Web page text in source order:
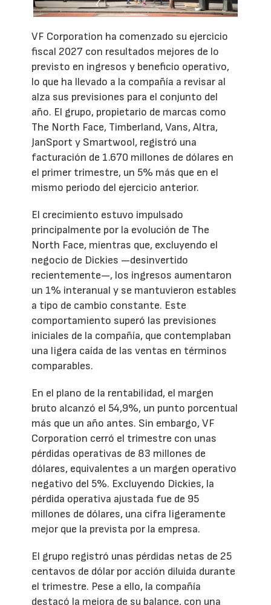
VF Corporation ha comenzado su ejercicio
fiscal 2027 con resultados mejores de lo
previsto en ingresos y beneficio operativo,
lo que ha llevado a la compañía a revisar al
alza sus previsiones para el conjunto del
año. El grupo, propietario de marcas como
The North Face, Timberland, Vans, Altra,
JanSport y Smartwool, registró una
facturación de 1.670 millones de dólares en
el primer trimestre, un 5% más que en el
mismo periodo del ejercicio anterior.
El crecimiento estuvo impulsado
principalmente por la evolución de The
North Face, mientras que, excluyendo el
negocio de Dickies —desinvertido
recientemente—, los ingresos aumentaron
un 1% interanual y se mantuvieron estables
a tipo de cambio constante. Este
comportamiento superó las previsiones
iniciales de la compañía, que contemplaban
una ligera caída de las ventas en términos
comparables.
En el plano de la rentabilidad, el margen
bruto alcanzó el 54,9%, un punto porcentual
más que un año antes. Sin embargo, VF
Corporation cerró el trimestre con unas
pérdidas operativas de 83 millones de
dólares, equivalentes a un margen operativo
negativo del 5%. Excluyendo Dickies, la
pérdida operativa ajustada fue de 95
millones de dólares, una cifra ligeramente
mejor que la prevista por la empresa.
El grupo registró unas pérdidas netas de 25
centavos de dólar por acción diluida durante
el trimestre. Pese a ello, la compañía
destacó la mejora de su balance, con una